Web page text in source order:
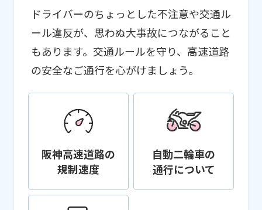
ドライバーのちょっとした不注意や交通ル
ール違反が、思わぬ大事故につながること
もあります。交通ルールを守り、高速道路
の安全なご通行を心がけましょう。
阪神高速道路の
規制速度
自動二輪車の
通行について